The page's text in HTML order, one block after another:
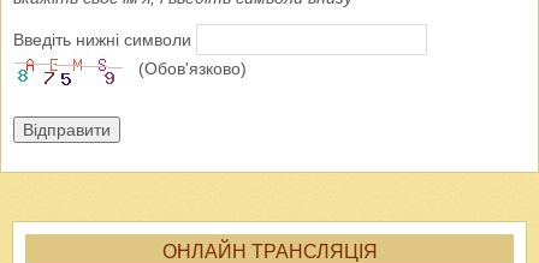
Введіть нижні символи
(Обов'язково)
Відправити
ОНЛАЙН ТРАНСЛЯЦІЯ